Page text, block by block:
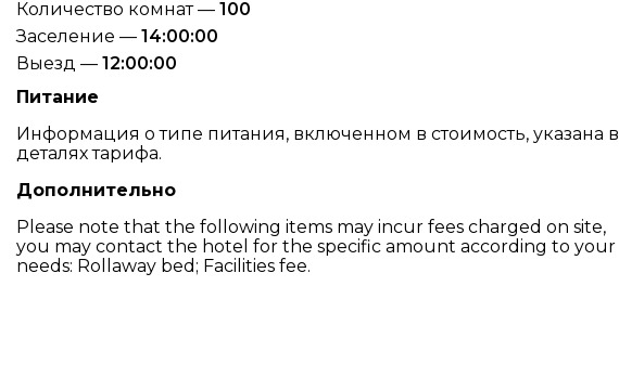
Количество комнат — 100
Заселение — 14:00:00
Выезд — 12:00:00
Питание
Информация о типе питания, включенном в стоимость, указана в
деталях тарифа.
Дополнительно
Please note that the following items may incur fees charged on site,
you may contact the hotel for the specific amount according to your
needs: Rollaway bed; Facilities fee.